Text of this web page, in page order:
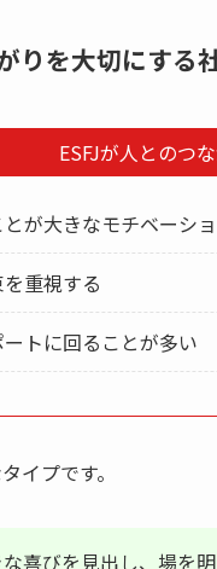
りを大切にする
ESFJが人とのつ
が大きなモチベーシ
重視する
トに回ることが多い
イプです。
喜びを見出し、場を明